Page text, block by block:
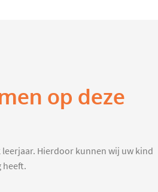
op deze
Hierdoor kunnen wij uw kind
heeft.